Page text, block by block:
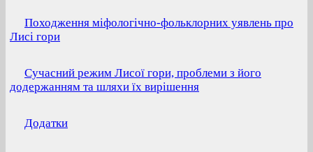
Походження міфологічно-фольклорних уявлень про
Лисі гори
Сучасний режим Лисої гори, проблеми з його
додержанням та шляхи їх вирішення
Додатки